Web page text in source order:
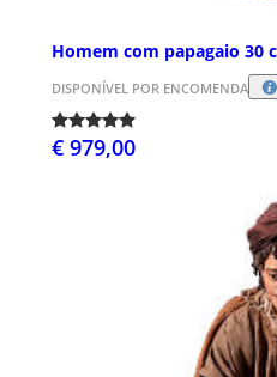
Homem com papagaio 30
DISPONÍVEL POR ENCOMENDA
€ 979,00